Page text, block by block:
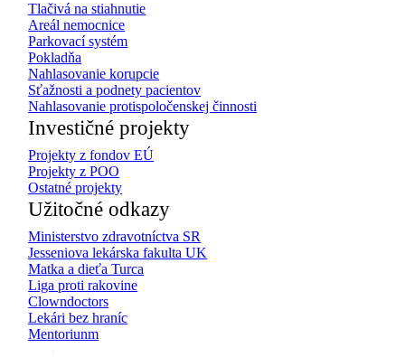
Tlačivá na stiahnutie
Areál nemocnice
Parkovací systém
Pokladňa
Nahlasovanie korupcie
Sťažnosti a podnety pacientov
Nahlasovanie protispoločenskej činnosti
Investičné projekty
Projekty z fondov EÚ
Projekty z POO
Ostatné projekty
Užitočné odkazy
Ministerstvo zdravotníctva SR
Jesseniova lekárska fakulta UK
Matka a dieťa Turca
Liga proti rakovine
Clowndoctors
Lekári bez hraníc
Mentoriunm